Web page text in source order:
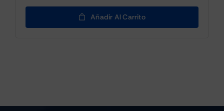
Añadir Al Carrito